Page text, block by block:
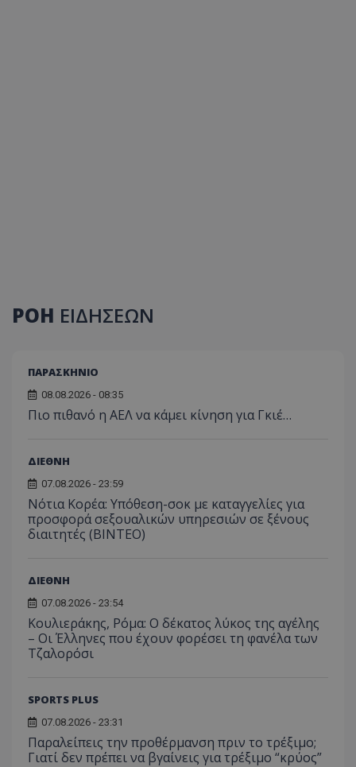
ΡΟΗ ΕΙΔΗΣΕΩΝ
ΠΑΡΑΣΚΗΝΙΟ
08.08.2026 - 08:35
Πιο πιθανό η ΑΕΛ να κάμει κίνηση για Γκιέ…
ΔΙΕΘΝΗ
07.08.2026 - 23:59
Νότια Κορέα: Υπόθεση-σοκ με καταγγελίες για
προσφορά σεξουαλικών υπηρεσιών σε ξένους
διαιτητές (BINTEO)
ΔΙΕΘΝΗ
07.08.2026 - 23:54
Κουλιεράκης, Ρόμα: Ο δέκατος λύκος της αγέλης
– Οι Έλληνες που έχουν φορέσει τη φανέλα των
Τζαλορόσι
SPORTS PLUS
07.08.2026 - 23:31
Παραλείπεις την προθέρμανση πριν το τρέξιμο;
Γιατί δεν πρέπει να βγαίνεις για τρέξιμο “κρύος”